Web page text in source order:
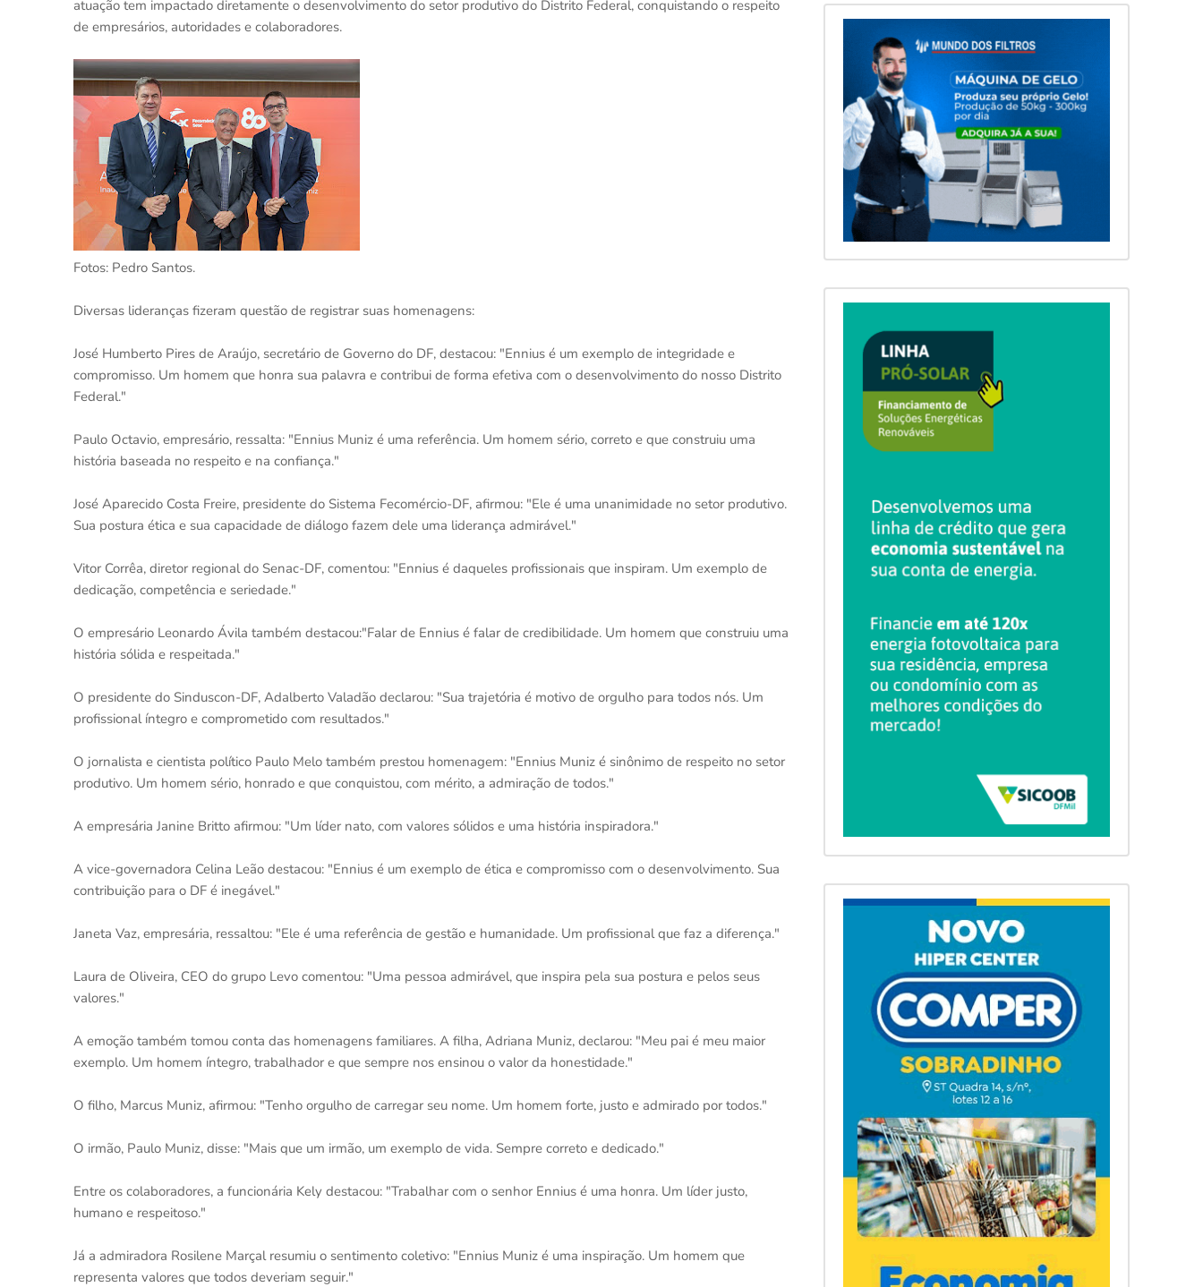
atuação tem impactado diretamente o desenvolvimento do setor produtivo do Distrito Federal, conquistando o respeito
de empresários, autoridades e colaboradores.
Fotos: Pedro Santos.
Diversas lideranças fizeram questão de registrar suas homenagens:
José Humberto Pires de Araújo, secretário de Governo do DF, destacou: "Ennius é um exemplo de integridade e
compromisso. Um homem que honra sua palavra e contribui de forma efetiva com o desenvolvimento do nosso Distrito
Federal."
Paulo Octavio, empresário, ressalta: "Ennius Muniz é uma referência. Um homem sério, correto e que construiu uma
história baseada no respeito e na confiança."
José Aparecido Costa Freire, presidente do Sistema Fecomércio-DF, afirmou: "Ele é uma unanimidade no setor produtivo.
Sua postura ética e sua capacidade de diálogo fazem dele uma liderança admirável."
Vitor Corrêa, diretor regional do Senac-DF, comentou: "Ennius é daqueles profissionais que inspiram. Um exemplo de
dedicação, competência e seriedade."
O empresário Leonardo Ávila também destacou:"Falar de Ennius é falar de credibilidade. Um homem que construiu uma
história sólida e respeitada."
O presidente do Sinduscon-DF, Adalberto Valadão declarou: "Sua trajetória é motivo de orgulho para todos nós. Um
profissional íntegro e comprometido com resultados."
O jornalista e cientista político Paulo Melo também prestou homenagem: "Ennius Muniz é sinônimo de respeito no setor
produtivo. Um homem sério, honrado e que conquistou, com mérito, a admiração de todos."
A empresária Janine Britto afirmou: "Um líder nato, com valores sólidos e uma história inspiradora."
A vice-governadora Celina Leão destacou: "Ennius é um exemplo de ética e compromisso com o desenvolvimento. Sua
contribuição para o DF é inegável."
Janeta Vaz, empresária, ressaltou: "Ele é uma referência de gestão e humanidade. Um profissional que faz a diferença."
Laura de Oliveira, CEO do grupo Levo comentou: "Uma pessoa admirável, que inspira pela sua postura e pelos seus
valores."
A emoção também tomou conta das homenagens familiares. A filha, Adriana Muniz, declarou: "Meu pai é meu maior
exemplo. Um homem íntegro, trabalhador e que sempre nos ensinou o valor da honestidade."
O filho, Marcus Muniz, afirmou: "Tenho orgulho de carregar seu nome. Um homem forte, justo e admirado por todos."
O irmão, Paulo Muniz, disse: "Mais que um irmão, um exemplo de vida. Sempre correto e dedicado."
Entre os colaboradores, a funcionária Kely destacou: "Trabalhar com o senhor Ennius é uma honra. Um líder justo,
humano e respeitoso."
Já a admiradora Rosilene Marçal resumiu o sentimento coletivo: "Ennius Muniz é uma inspiração. Um homem que
representa valores que todos deveriam seguir."